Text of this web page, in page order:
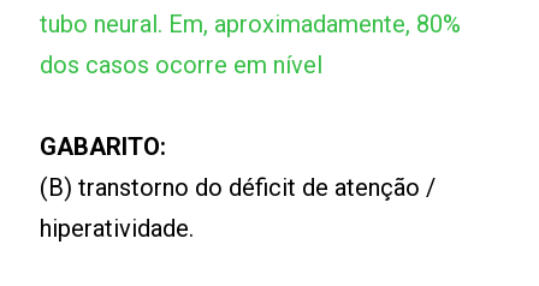
tubo neural. Em, aproximadamente, 80%
dos casos ocorre em nível
GABARITO:
(B) transtorno do déficit de atenção /
hiperatividade.